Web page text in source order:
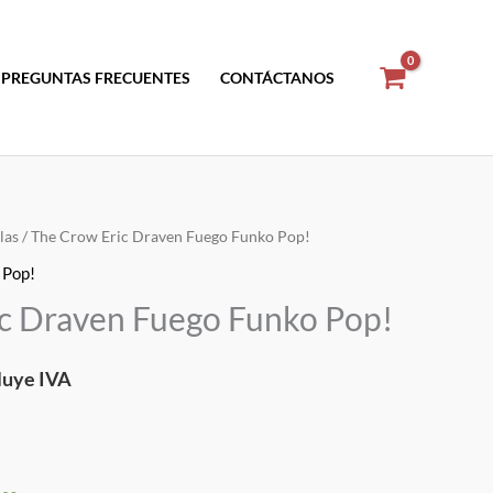
PREGUNTAS FRECUENTES CONTÁCTANOS
/ The Crow Eric Draven Fuego Funko Pop!
Pop!
Draven Fuego Funko Pop!
IVA